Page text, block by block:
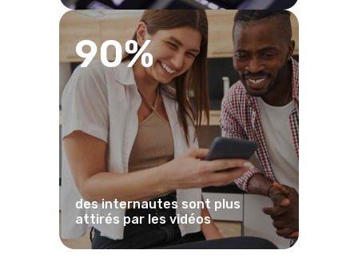
90%
des internautes sont plus
attirés par les vidéos